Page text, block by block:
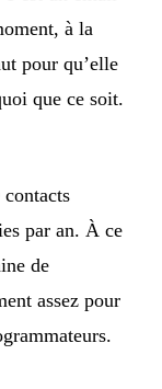
à la
pour qu’elle
que ce soit.
par an. À ce
de
assez pour